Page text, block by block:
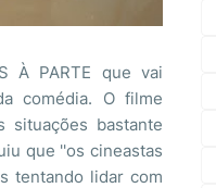
À PARTE que vai
comédia. O filme
bastante
que ''os cineastas
tentando lidar com